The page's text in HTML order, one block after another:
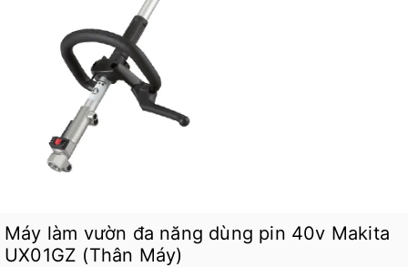
Máy làm vườn đa năng dùng pin 40v Makita
UX01GZ (Thân Máy)